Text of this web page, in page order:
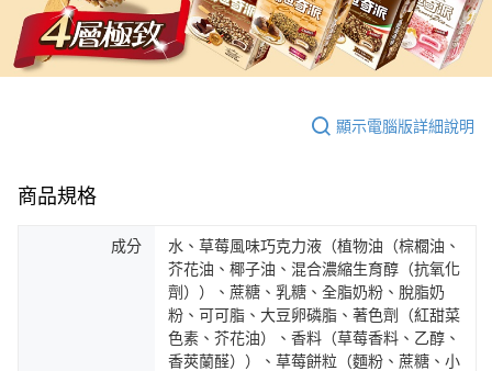
顯示電腦版詳細說明
商品規格
成分
水、草莓風味巧克力液（植物油（棕櫚油、
芥花油、椰子油、混合濃縮生育醇（抗氧化
劑））、蔗糖、乳糖、全脂奶粉、脫脂奶
粉、可可脂、大豆卵磷脂、著色劑（紅甜菜
色素、芥花油）、香料（草莓香料、乙醇、
香莢蘭醛））、草莓餅粒（麵粉、蔗糖、小